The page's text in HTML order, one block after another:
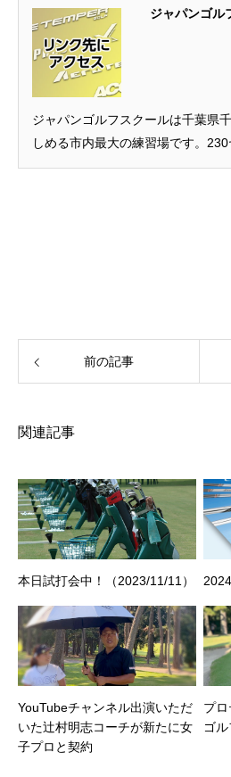
ジャパンゴル
ジャパンゴルフスクールは千葉県
しめる市内最大の練習場です。230
ローチ・バンカー練習場なども完
前の記事
関連記事
本日試打会中！（2023/11/11）
YouTubeチャンネル出演いただ
いた辻村明志コーチが新たに女
子プロと契約
プ
ゴル